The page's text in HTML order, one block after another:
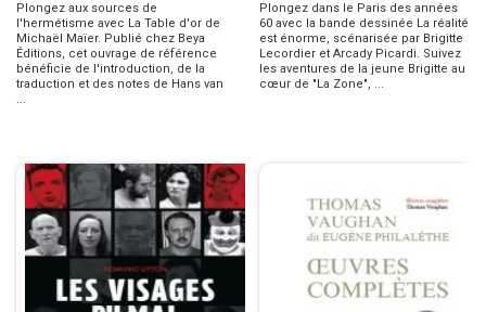
Plongez aux sources de
l'hermétisme avec La Table d'or de
Michaël Maïer. Publié chez Beya
Éditions, cet ouvrage de référence
bénéficie de l'introduction, de la
traduction et des notes de Hans van
...
Plongez dans le Paris des années
60 avec la bande dessinée La réalité
est énorme, scénarisée par Brigitte
Lecordier et Arcady Picardi. Suivez
les aventures de la jeune Brigitte au
cœur de "La Zone", ...